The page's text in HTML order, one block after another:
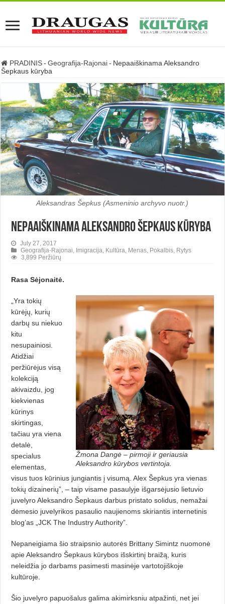
PRADINIS - Geografija-Rajonai - Nepaaiškinama Aleksandro
Šepkaus kūryba
Aleksandras Šepkus (Asmeninio archyvo nuotr.)
Nepaaiškinama Aleksandro Šepkaus kūryba
July 27, 2017
Geografija-Rajonai Imigracija Kultūra Menas Pokalbis Rytys
3,899 Peržiūrų
Rasa Sėjonaitė.
Žmona Dangė – pirmoji ir geriausia
Aleksandro kūrybos vertintoja.
„Yra tokių
kūrėjų, kurių
darbų su niekuo
kitu
nesupainiosi.
Atidžiai
peržiūrėjus visą
kolekciją
akivaizdu, jog
kiekvienas
kūrinys
skirtingas,
tačiau yra viena
detalė,
specialus
elementas,
visus tuos kūrinius jungiantis į visumą. Alex Šepkus yra vienas
tokių dizainerių”, – taip visame pasaulyje išgarsėjusio lietuvio
juvelyro Aleksandro Šepkaus darbus pristato solidus, nemažai
dėmesio juvelyrikos pasaulio naujienoms skiriantis internetinis
blog’as „JCK The Industry Authority”.
Nepaneigiama šio straipsnio autorės Brittany Simintz nuomonė
apie Aleksandro Šepkaus kūrybos išskirtinį braižą, kuris
neleidžia jo darbams pasimesti masinėje vartotojiškoje
kultūroje.
Šio juvelyro papuošalus galima akimirksniu atpažinti, net jei